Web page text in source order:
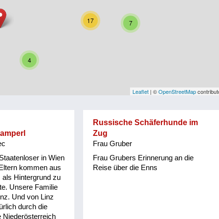
4
17 7
Leaflet | ©OpenStreetMap
in Wien
kommen aus
Hintergrund zu
Unsere Familie
Und von Linz
durch die
Niederösterreich
Russische Schäferhunde im
Zug
Frau Gruber
Frau Grubers Erinnerung an die
Reise über die Enns